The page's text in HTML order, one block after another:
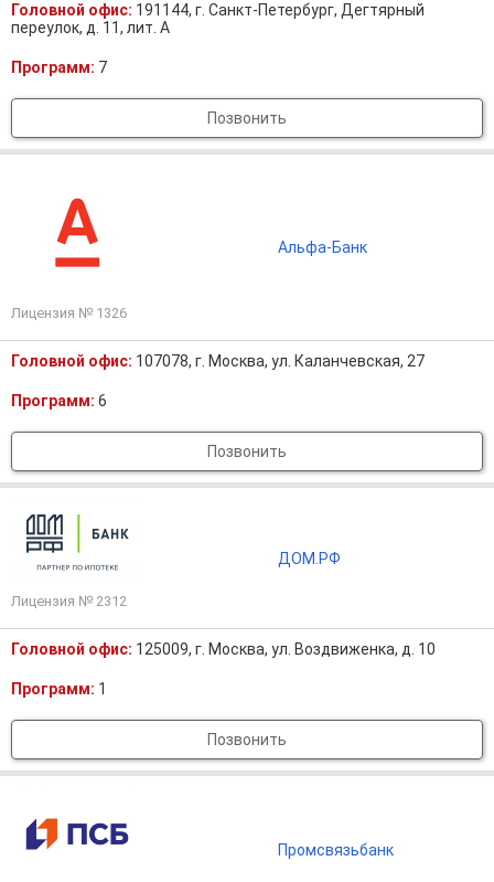
Головной офис: 191144, г. Санкт-Петербург, Дегтярный
переулок, д. 11, лит. А
Программ: 7
Позвонить
Лицензия № 1326
Альфа-Банк
Головной офис: 107078, г. Москва, ул. Каланчевская, 27
Программ: 6
Позвонить
Лицензия № 2312
ДОМ.РФ
Головной офис: 125009, г. Москва, ул. Воздвиженка, д. 10
Программ: 1
Позвонить
Промсвязьбанк